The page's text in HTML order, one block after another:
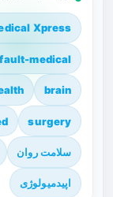
Xpress
medical
brain
surgery
سلامت روان
اپیدمیولوژی